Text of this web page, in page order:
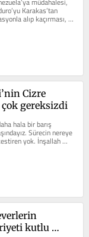
Karakas’tan
alıp kaçırması,
kuralları ve Birleşmiş...
Cizre
gereksizdi
hala bir barış
Sürecin nereye
yok. İnşallah
ve sürecin...
kutlu